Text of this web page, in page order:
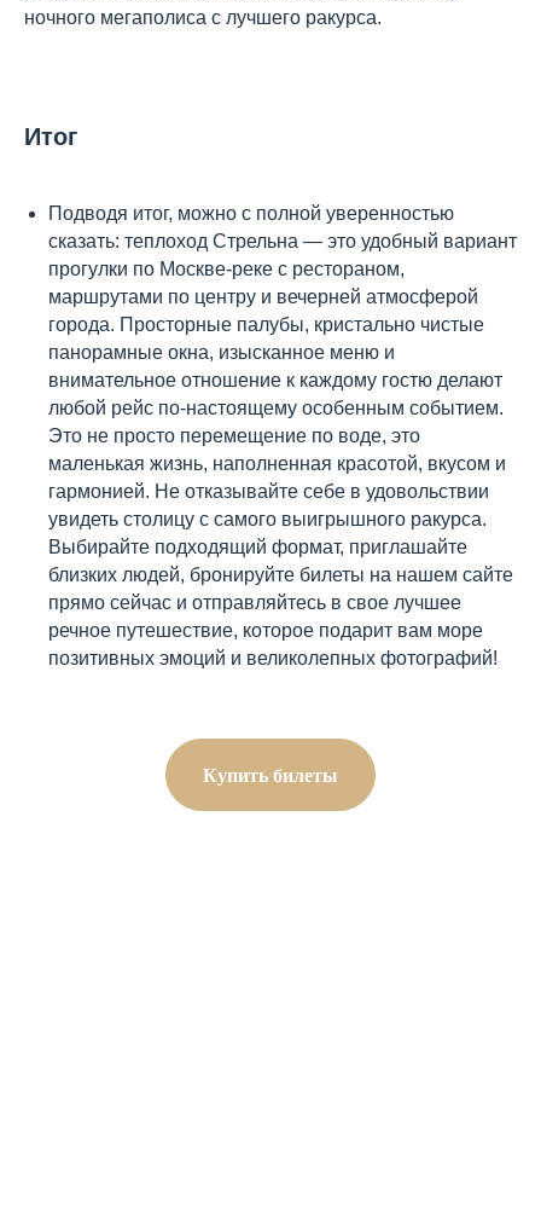
ночного мегаполиса с лучшего ракурса.
Итог
Подводя итог, можно с полной уверенностью
сказать: теплоход Стрельна — это удобный вариант
прогулки по Москве-реке с рестораном,
маршрутами по центру и вечерней атмосферой
города. Просторные палубы, кристально чистые
панорамные окна, изысканное меню и
внимательное отношение к каждому гостю делают
любой рейс по-настоящему особенным событием.
Это не просто перемещение по воде, это
маленькая жизнь, наполненная красотой, вкусом и
гармонией. Не отказывайте себе в удовольствии
увидеть столицу с самого выигрышного ракурса.
Выбирайте подходящий формат, приглашайте
близких людей, бронируйте билеты на нашем сайте
прямо сейчас и отправляйтесь в свое лучшее
речное путешествие, которое подарит вам море
позитивных эмоций и великолепных фотографий!
Купить билеты